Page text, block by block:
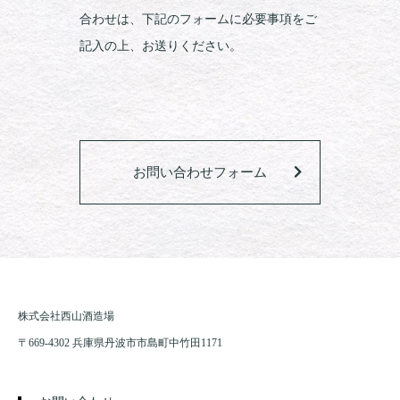
合わせは、下記のフォームに必要事項をご
記入の上、お送りください。
お問い合わせフォーム
株式会社西山酒造場
〒669-4302 兵庫県丹波市市島町中竹田1171